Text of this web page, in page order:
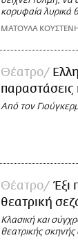
κορυφαία λυρικά
ΜΑΤΟΥΛΑ ΚΟΥΣΤΕΝΗ
Θέατρο
παραστάσεις
Από τον
Θέατρο
Έξι
θεατρική
Κλασική και
θεατρικής σκηνής